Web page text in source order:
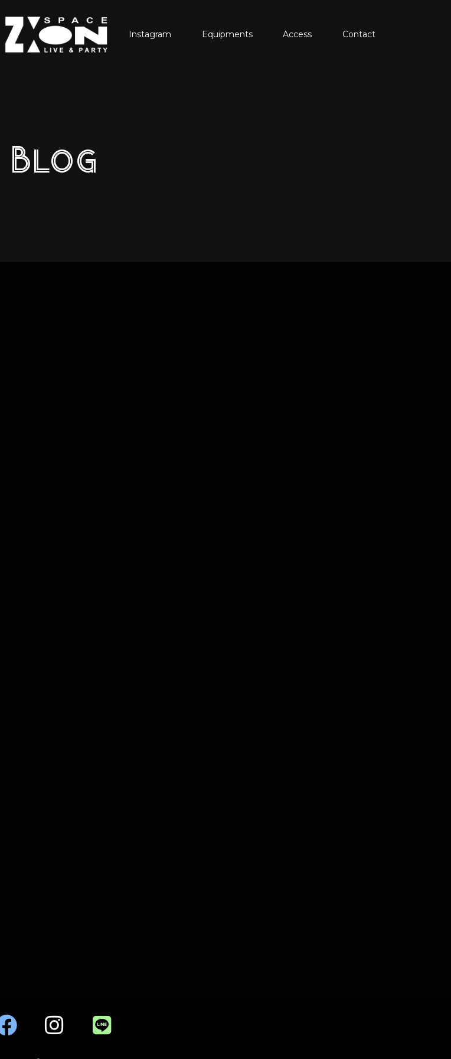
Instagram Equipments Access Contact
Blog